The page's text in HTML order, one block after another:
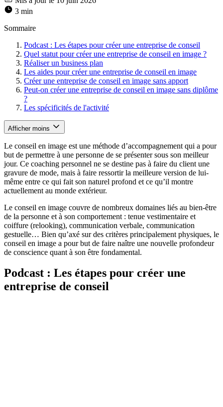
3 min
Sommaire
Podcast : Les étapes pour créer une entreprise de conseil
Quel statut pour créer une entreprise de conseil en image ?
Réaliser un business plan
Les aides pour créer une entreprise de conseil en image
Créer une entreprise de conseil en image sans apport
Peut-on créer une entreprise de conseil en image sans diplôme
?
Les spécificités de l'activité
Afficher moins
Le conseil en image est une méthode d’accompagnement qui a pour
but de permettre à une personne de se présenter sous son meilleur
jour. Ce coaching personnel ne se destine pas à faire du client une
gravure de mode, mais à faire ressortir la meilleure version de lui-
même entre ce qui fait son naturel profond et ce qu’il montre
actuellement au monde extérieur.
Le conseil en image couvre de nombreux domaines liés au bien-être
de la personne et à son comportement : tenue vestimentaire et
coiffure (relooking), communication verbale, communication
gestuelle… Bien qu’axé sur des critères principalement physiques, le
conseil en image a pour but de faire naître une nouvelle profondeur
de conscience quant à son être fondamental.
Podcast : Les étapes pour créer une
entreprise de conseil